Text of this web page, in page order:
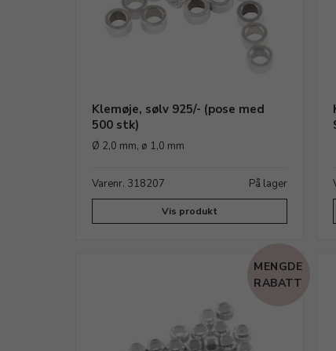
Klemøje, sølv 925/- (pose med
500 stk)
Ø 2,0 mm, ø 1,0 mm
Varenr. 318207 På lager
Vis produkt
MENGDE
RABATT